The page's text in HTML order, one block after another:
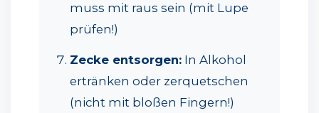
muss mit raus sein (mit Lupe
prüfen!)
Zecke entsorgen: In Alkohol
ertränken oder zerquetschen
(nicht mit bloßen Fingern!)